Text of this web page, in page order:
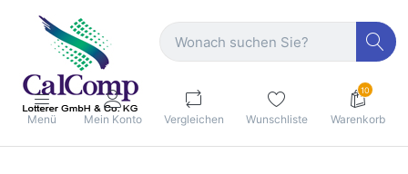
Menü Mein Konto Vergleichen Wunschliste
10
Warenkorb